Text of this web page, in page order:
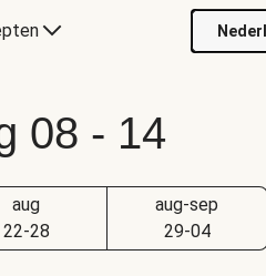
08 - 14
aug
22-28
aug-sep
29-04